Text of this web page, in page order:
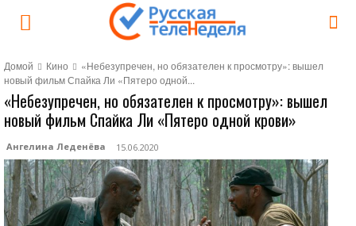
Домой Кино
«Небезупречен, но обязателен к просмотру»: вышел
новый фильм Спайка Ли «Пятеро одной...
«Небезупречен, но обязателен к просмотру»: вышел
новый фильм Спайка Ли «Пятеро одной крови»
Ангелина Леденёва 15.06.2020